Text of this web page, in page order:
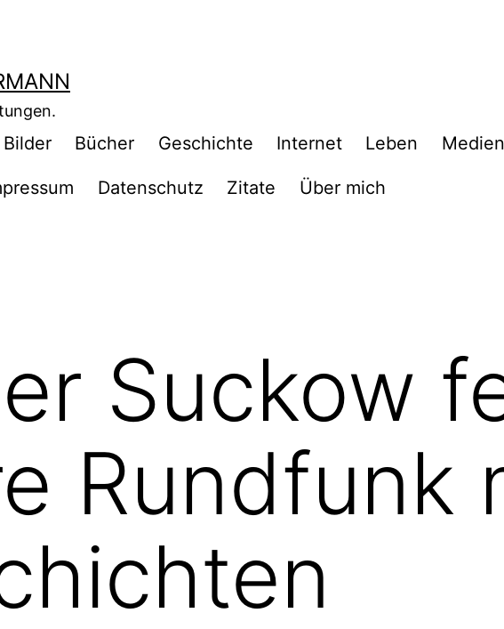
Bilder Bücher Geschichte Internet Leben Medien
Datenschutz Zitate Über mich
Suckow
Rundfunk